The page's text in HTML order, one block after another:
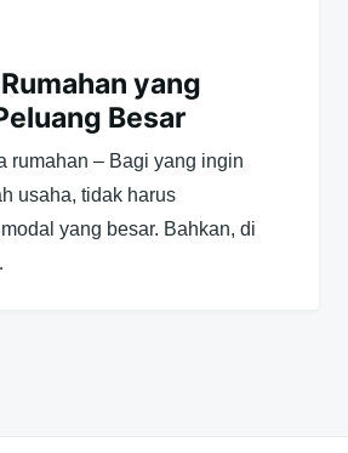
yang
Besar
rumahan – Bagi yang ingin
usaha, tidak harus
yang besar. Bahkan, di